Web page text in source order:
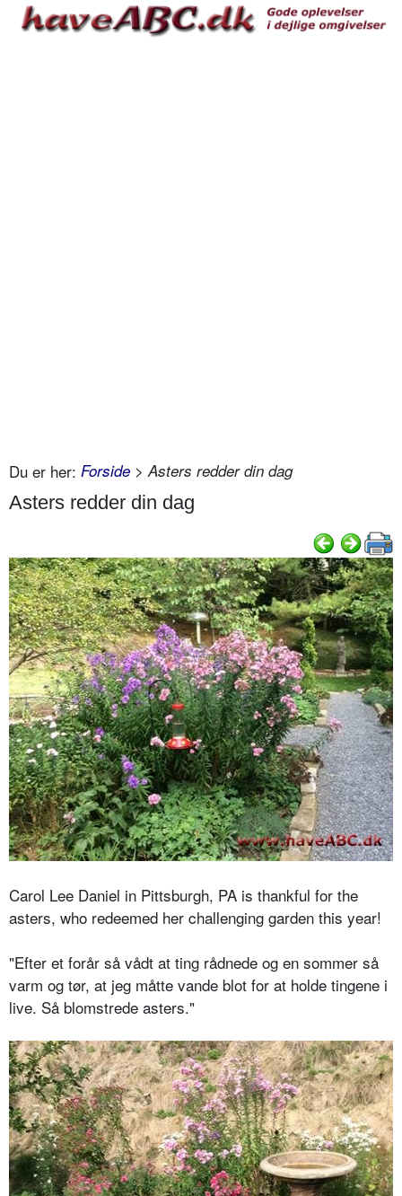
Du er her: Forside > Asters redder din dag
Asters redder din dag
Carol Lee Daniel in Pittsburgh, PA is thankful for the
asters, who redeemed her challenging garden this year!
"Efter et forår så vådt at ting rådnede og en sommer så
varm og tør, at jeg måtte vande blot for at holde tingene i
live. Så blomstrede asters."